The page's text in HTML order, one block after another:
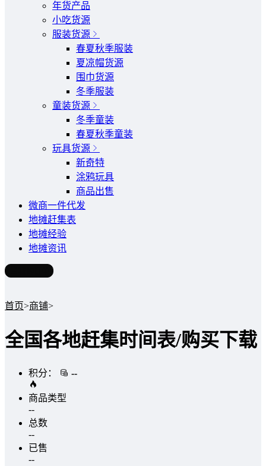
年货产品
小吃货源
服装货源
春夏秋季服装
夏凉帽货源
围巾货源
冬季服装
童装货源
冬季童装
春夏秋季童装
玩具货源
新奇特
涂鸦玩具
商品出售
微商一件代发
地摊赶集表
地摊经验
地摊资讯
首页>商铺>
全国各地赶集时间表/购买下载
积分： --
商品类型
--
总数
--
已售
--